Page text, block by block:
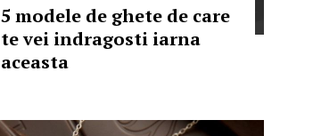
5 modele de ghete de care
te vei indragosti iarna
aceasta